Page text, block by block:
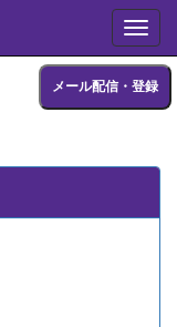
メール配信・登録